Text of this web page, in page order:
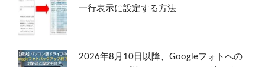
一行表示に設定する方法
2026年8月10日以降、Googleフォトへの